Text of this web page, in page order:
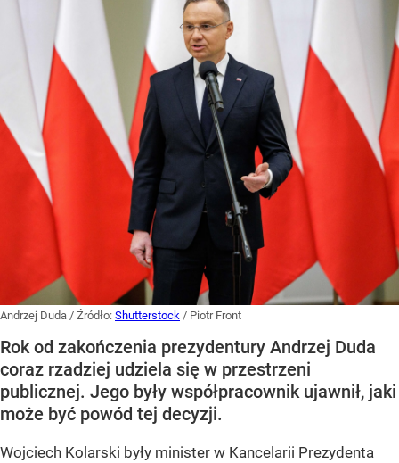
Andrzej Duda / Źródło: Shutterstock / Piotr Front
Rok od zakończenia prezydentury Andrzej Duda
coraz rzadziej udziela się w przestrzeni
publicznej. Jego były współpracownik ujawnił, jaki
może być powód tej decyzji.
Wojciech Kolarski były minister w Kancelarii Prezydenta